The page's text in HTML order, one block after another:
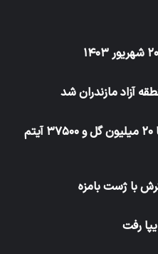
آزاد مازندران شد
درون گران‌ترین عروسی جهان با ۲۰ میلیون گل و ۳۷۵۰۰ آیتم
با ژست‌ بامزه
رفت